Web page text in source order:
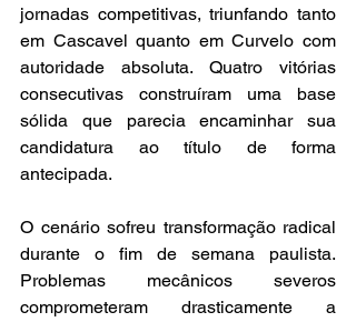
jornadas competitivas, triunfando tanto
em Cascavel quanto em Curvelo com
autoridade absoluta. Quatro vitórias
consecutivas construíram uma base
sólida que parecia encaminhar sua
candidatura ao título de forma
antecipada.
O cenário sofreu transformação radical
durante o fim de semana paulista.
Problemas mecânicos severos
comprometeram drasticamente a